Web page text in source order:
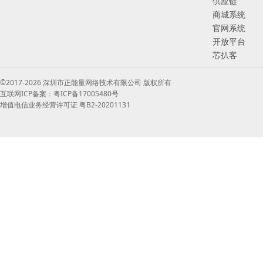
商城系统
官网系统
开放平台
芯扒客
©2017-2026 深圳市正能量网络技术有限公司 版权所有
互联网ICP备案：粤ICP备17005480号
增值电信业务经营许可证 粤B2-20201131